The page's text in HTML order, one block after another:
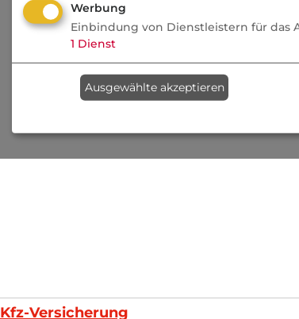
Kfz-Versicherung
Werbung
Einbindung von Dienstleistern für das
1 Dienst
Ausgewählte akzeptieren